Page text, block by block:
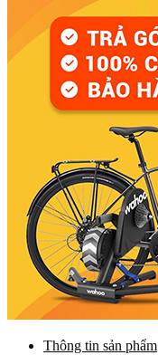
Thông tin sản phẩm